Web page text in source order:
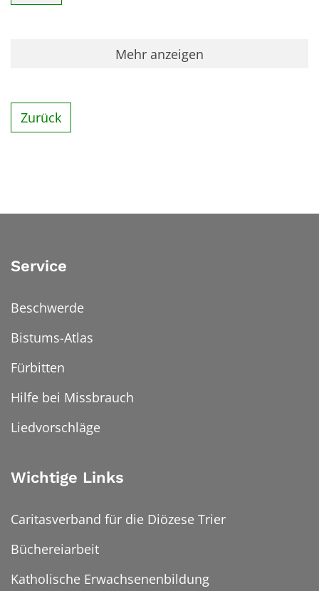
Mehr anzeigen
Zurück
Service
Beschwerde
Bistums-Atlas
Fürbitten
Hilfe bei Missbrauch
Liedvorschläge
Wichtige Links
Caritasverband für die Diözese Trier
Büchereiarbeit
Katholische Erwachsenenbildung